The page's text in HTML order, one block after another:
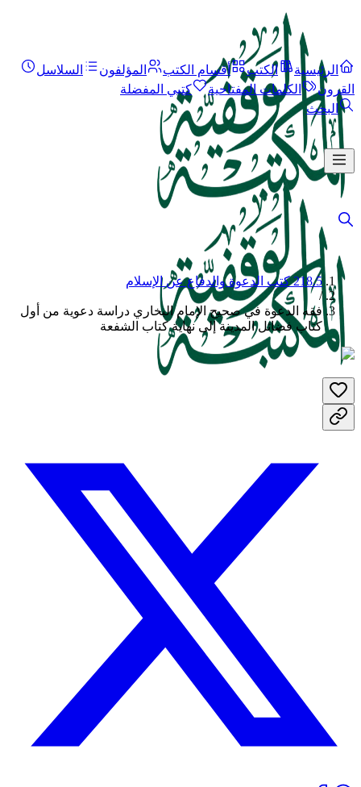
الرئيسية الكتب أقسام الكتب المؤلفون
السلاسل
القرون
الكلمات المفتاحية
كتبي المفضلة
البحث
218.5 كتب الدعوة والدفاع عن الإسلام
/
فقه الدعوة في صحيح الإمام البخاري دراسة دعوية من أول
كتاب فضائل المدينة إلى نهاية كتاب الشفعة